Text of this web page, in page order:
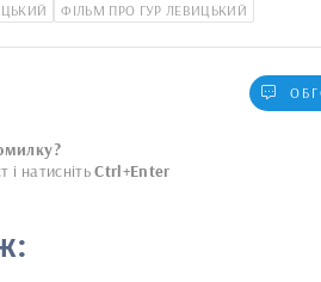
ФІЛЬМ ПРО ГУР ЛЕВИЦЬКИЙ
і натиснітьCtrl+Enter